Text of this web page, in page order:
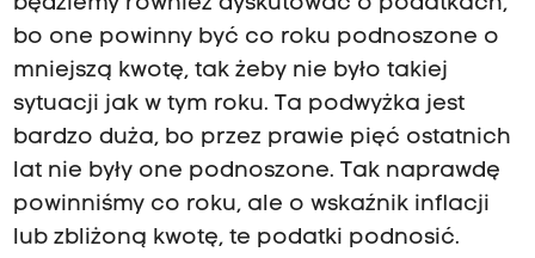
będziemy również dyskutować o podatkach,
bo one powinny być co roku podnoszone o
mniejszą kwotę, tak żeby nie było takiej
sytuacji jak w tym roku. Ta podwyżka jest
bardzo duża, bo przez prawie pięć ostatnich
lat nie były one podnoszone. Tak naprawdę
powinniśmy co roku, ale o wskaźnik inflacji
lub zbliżoną kwotę, te podatki podnosić.